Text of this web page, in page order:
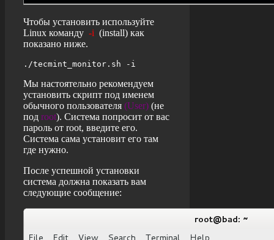
Чтобы установить используйте
Linux команду -i (install) как
показано ниже.
./tecmint_monitor.sh -i
Мы настоятельно рекомендуем
установить скрипт под именем
обычного пользователя (User) (не
под root). Система попросит от вас
пароль от root, введите его.
Система сама установит его там
где нужно.
После успешной установки
система должна показать вам
следующие сообщение: